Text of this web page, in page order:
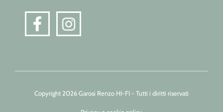
Copyright 2026 Garosi Renzo HI-FI - Tutti i diritti riservati